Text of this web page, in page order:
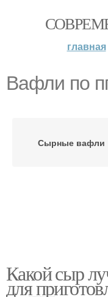
главная
Вафли по
Сырные вафли
Какой сыр
для